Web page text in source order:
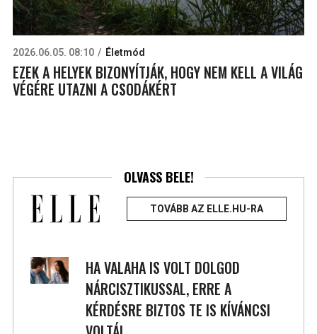
2026.06.05. 08:10 Életmód
EZEK A HELYEK BIZONYÍTJÁK, HOGY NEM KELL A VILÁG
VÉGÉRE UTAZNI A CSODÁKÉRT
OLVASS BELE!
TOVÁBB AZ ELLE.HU-RA
HA VALAHA IS VOLT DOLGOD
NÁRCISZTIKUSSAL, ERRE A
KÉRDÉSRE BIZTOS TE IS KÍVÁNCSI